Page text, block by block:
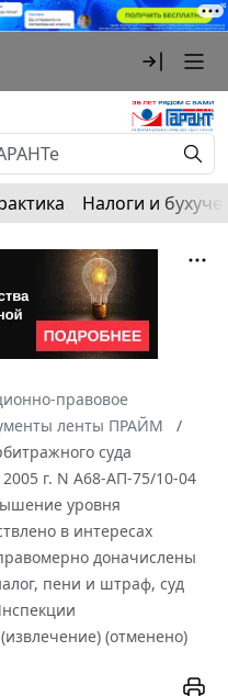
Налоги и
правовое
ленты ПРАЙМ
суда
г. N А68-АП-75/10-04
уровня
в интересах
доначислены
пени и штраф, суд
(отменено)